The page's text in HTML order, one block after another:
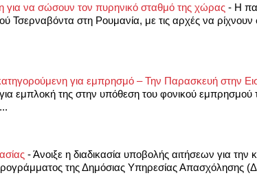
για να σώσουν τον πυρηνικό σταθμό της χώρας - Η
Τσερναβόντα στη Ρουμανία, με τις αρχές να ρίχνουν
για εμπρησμό – Την Παρασκευή στην
εμπλοκή της στην υπόθεση του φονικού εμπρησμού
-Άνοιξε η διαδικασία υποβολής αιτήσεων για
της Δημόσιας Υπηρεσίας Απασχόλησης